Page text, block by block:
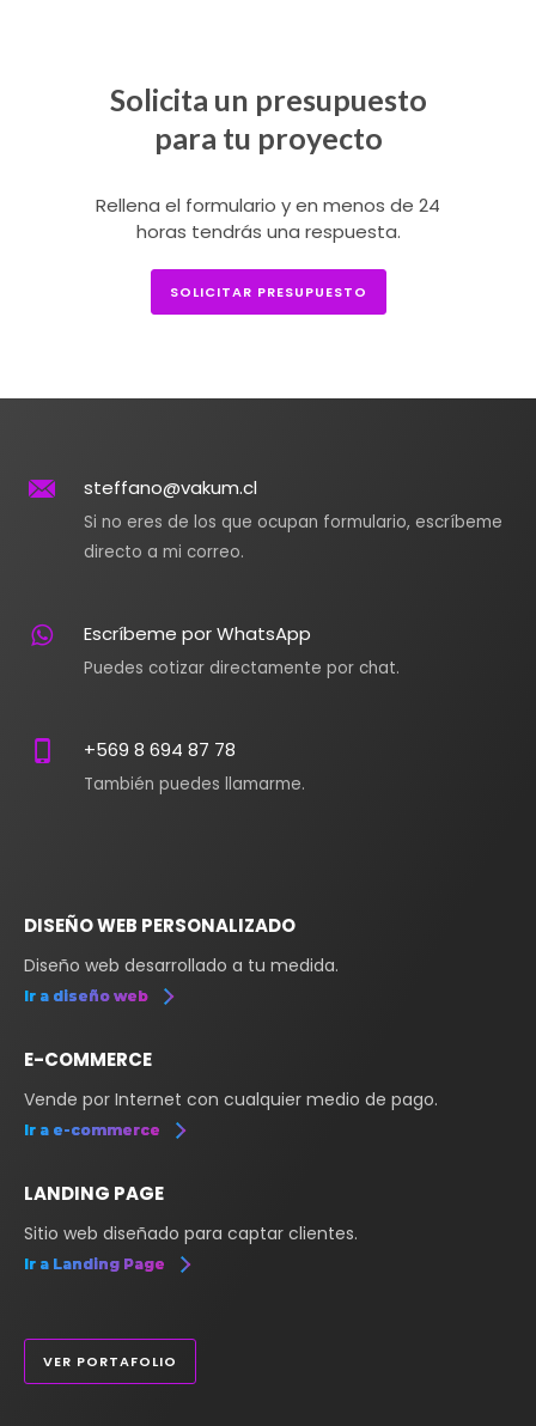
Solicita un presupuesto
para tu proyecto
Rellena el formulario y en menos de 24
horas tendrás una respuesta.
SOLICITAR PRESUPUESTO
steffano@vakum.cl
Si no eres de los que ocupan formulario, escríbeme
directo a mi correo.
Escríbeme por WhatsApp
Puedes cotizar directamente por chat.
+569 8 694 87 78
También puedes llamarme.
DISEÑO WEB PERSONALIZADO
Diseño web desarrollado a tu medida.
Ir a diseño web
E-COMMERCE
Vende por Internet con cualquier medio de pago.
Ir a e-commerce
LANDING PAGE
Sitio web diseñado para captar clientes.
Ir a Landing Page
VER PORTAFOLIO